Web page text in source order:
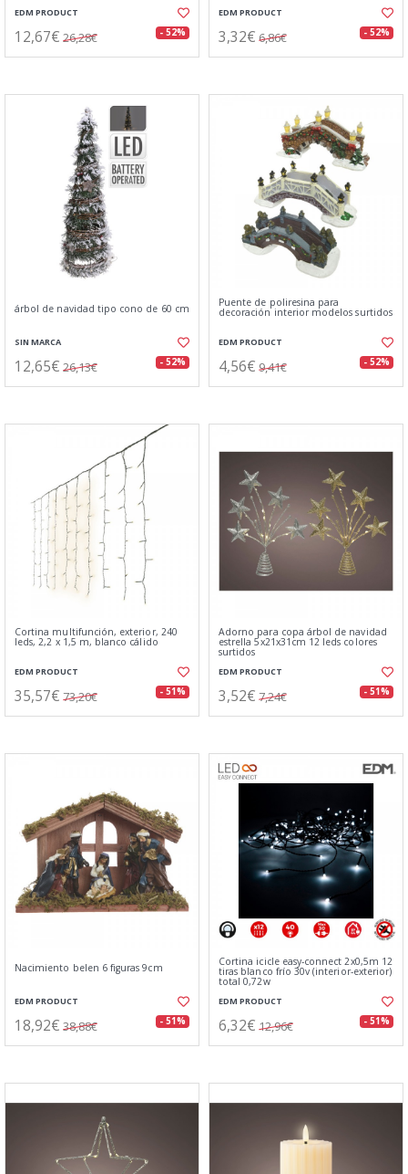
EDM PRODUCT
12,67€ 26,28€ - 52%
EDM PRODUCT
3,32€ 6,86€ - 52%
árbol de navidad tipo cono de 60 cm
SIN MARCA
12,65€ 26,13€ - 52%
Puente de poliresina para
decoración interior modelos surtidos
EDM PRODUCT
4,56€ 9,41€ - 52%
Cortina multifunción, exterior, 240
leds, 2,2 x 1,5 m, blanco cálido
EDM PRODUCT
35,57€ 73,20€ - 51%
Adorno para copa árbol de navidad
estrella 5x21x31cm 12 leds colores
surtidos
EDM PRODUCT
3,52€ 7,24€ - 51%
Nacimiento belen 6 figuras 9cm
EDM PRODUCT
18,92€ 38,88€ - 51%
Cortina icicle easy-connect 2x0,5m 12
tiras blanco frío 30v (interior-exterior)
total 0,72w
EDM PRODUCT
6,32€ 12,96€ - 51%